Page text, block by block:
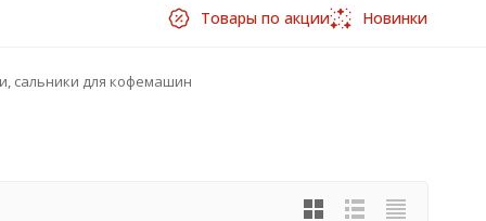
Товары по акции Новинки
сальники для кофемашин